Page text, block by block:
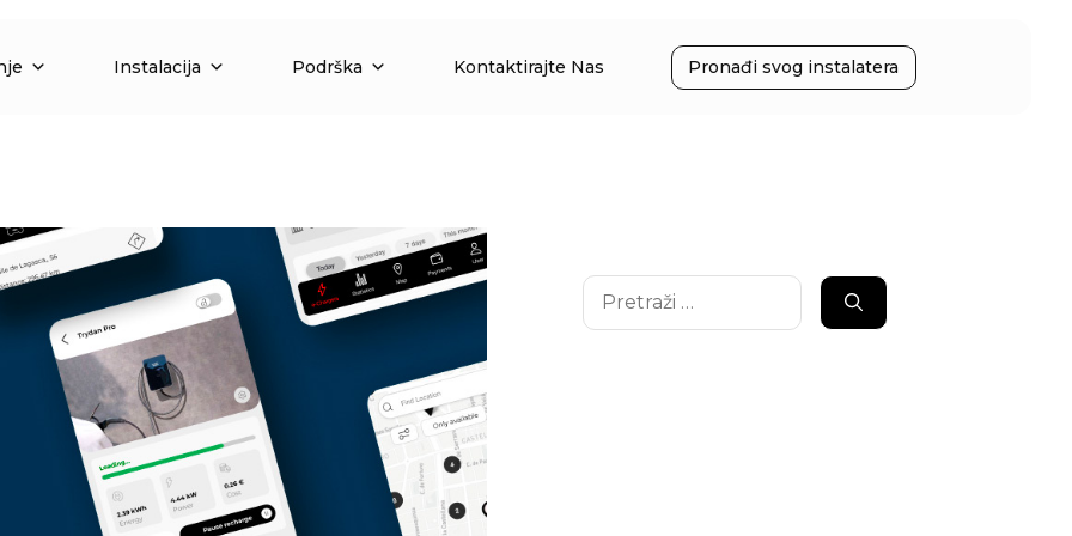
Instalacija Podrška Kontaktirajte Nas Pronađi svog instalatera
Pretraži: